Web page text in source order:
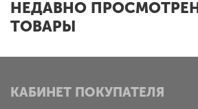
НЕДАВНО
ТОВАРЫ
КАБИНЕТ ПОКУПАТЕЛЯ